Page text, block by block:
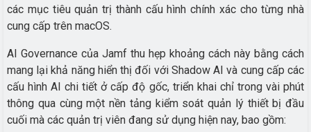
các mục tiêu quản trị thành cấu hình chính xác cho từng nhà
cung cấp trên macOS.
AI Governance của Jamf thu hẹp khoảng cách này bằng cách
mang lại khả năng hiển thị đối với Shadow AI và cung cấp các
cấu hình AI chi tiết ở cấp độ gốc, triển khai chỉ trong vài phút
thông qua cùng một nền tảng kiểm soát quản lý thiết bị đầu
cuối mà các quản trị viên đang sử dụng hiện nay, bao gồm: